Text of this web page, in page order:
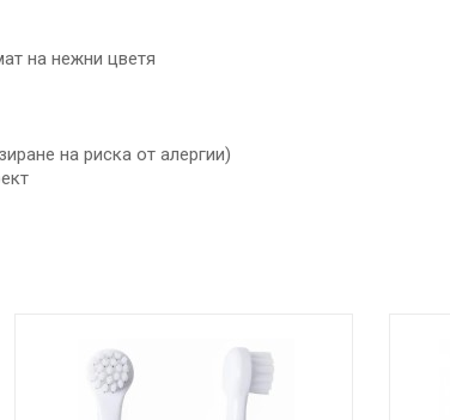
КЪРМЕНЕ
на нежни цветя
на риска от алергии)